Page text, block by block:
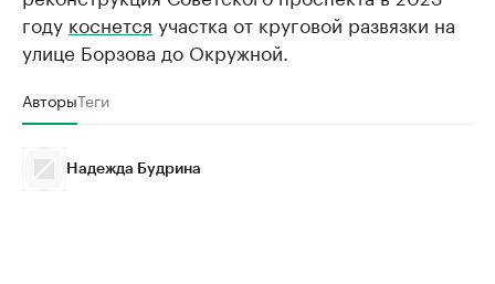
году коснется участка от круговой развязки на
улице Борзова до Окружной.
АвторыТеги
Надежда Будрина